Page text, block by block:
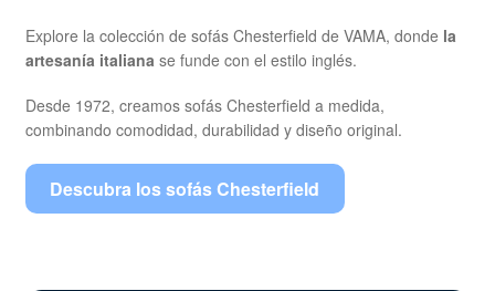
Explore la colección de sofás Chesterfield de VAMA, donde la
artesanía italiana se funde con el estilo inglés.
Desde 1972, creamos sofás Chesterfield a medida,
combinando comodidad, durabilidad y diseño original.
Descubra los sofás Chesterfield